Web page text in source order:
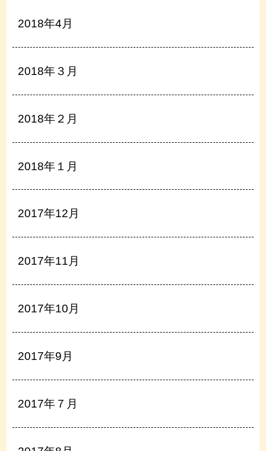
2018年4月
2018年３月
2018年２月
2018年１月
2017年12月
2017年11月
2017年10月
2017年9月
2017年７月